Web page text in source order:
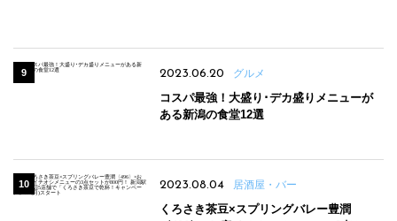
2023.06.20 グルメ
コスパ最強！大盛り･デカ盛りメニューが
ある新潟の食堂12選
2023.08.04 居酒屋・バー
くろさき茶豆×スプリングバレー豊潤